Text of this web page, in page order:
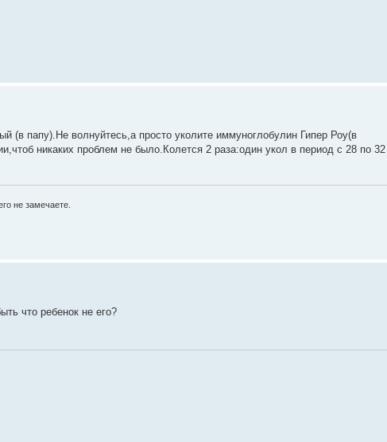
(в папу).Не волнуйтесь,а просто уколите иммуноглобулин Гипер Роу(в
никаких проблем не было.Колется 2 раза:один укол в период с 28 по 32
не замечаете.
что ребенок не его?